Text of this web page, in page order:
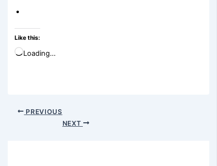
Like this:
Loading…
PREVIOUS
NEXT